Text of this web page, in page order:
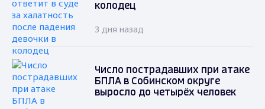
колодец
3 дня назад
Число пострадавших при атаке
БПЛА в Собинском округе
выросло до четырёх человек